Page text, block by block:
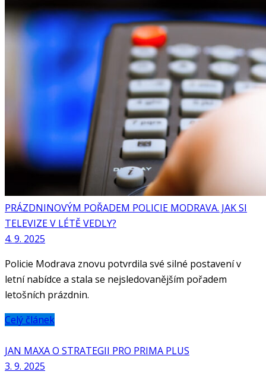
PRÁZDNINOVÝM POŘADEM POLICIE MODRAVA. JAK SI
TELEVIZE V LÉTĚ VEDLY?
4. 9. 2025
Policie Modrava znovu potvrdila své silné postavení v
letní nabídce a stala se nejsledovanějším pořadem
letošních prázdnin.
Celý článek
JAN MAXA O STRATEGII PRO PRIMA PLUS
3. 9. 2025